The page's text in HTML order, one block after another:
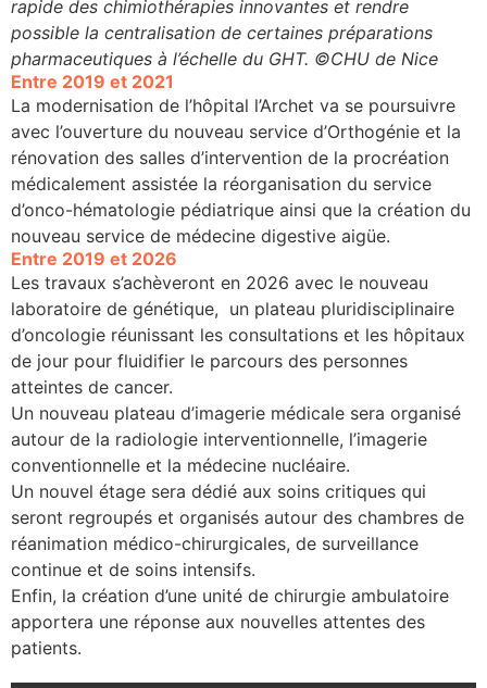
rapide des chimiothérapies innovantes et rendre
possible la centralisation de certaines préparations
pharmaceutiques à l’échelle du GHT. ©CHU de Nice
Entre 2019 et 2021
La modernisation de l’hôpital l’Archet va se poursuivre
avec l’ouverture du nouveau service d’Orthogénie et la
rénovation des salles d’intervention de la procréation
médicalement assistée la réorganisation du service
d’onco-hématologie pédiatrique ainsi que la création du
nouveau service de médecine digestive aigüe.
Entre 2019 et 2026
Les travaux s’achèveront en 2026 avec le nouveau
laboratoire de génétique, un plateau pluridisciplinaire
d’oncologie réunissant les consultations et les hôpitaux
de jour pour fluidifier le parcours des personnes
atteintes de cancer.
Un nouveau plateau d’imagerie médicale sera organisé
autour de la radiologie interventionnelle, l’imagerie
conventionnelle et la médecine nucléaire.
Un nouvel étage sera dédié aux soins critiques qui
seront regroupés et organisés autour des chambres de
réanimation médico-chirurgicales, de surveillance
continue et de soins intensifs.
Enfin, la création d’une unité de chirurgie ambulatoire
apportera une réponse aux nouvelles attentes des
patients.